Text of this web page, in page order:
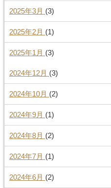
2025年3月 (3)
2025年2月 (1)
2025年1月 (3)
2024年12月 (3)
2024年10月 (2)
2024年9月 (1)
2024年8月 (2)
2024年7月 (1)
2024年6月 (2)